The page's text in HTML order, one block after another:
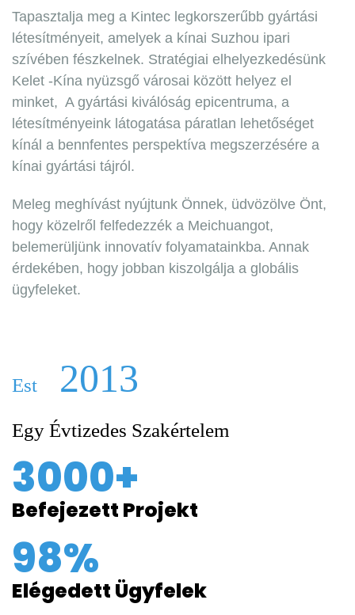
Tapasztalja meg a Kintec legkorszerűbb gyártási
létesítményeit, amelyek a kínai Suzhou ipari
szívében fészkelnek. Stratégiai elhelyezkedésünk
Kelet -Kína nyüzsgő városai között helyez el
minket, A gyártási kiválóság epicentruma, a
létesítményeink látogatása páratlan lehetőséget
kínál a bennfentes perspektíva megszerzésére a
kínai gyártási tájról.
Meleg meghívást nyújtunk Önnek, üdvözölve Önt,
hogy közelről felfedezzék a Meichuangot,
belemerüljünk innovatív folyamatainkba. Annak
érdekében, hogy jobban kiszolgálja a globális
ügyfeleket.
Est 2013
Egy Évtizedes Szakértelem
3000+
Befejezett Projekt
98%
Elégedett Ügyfelek